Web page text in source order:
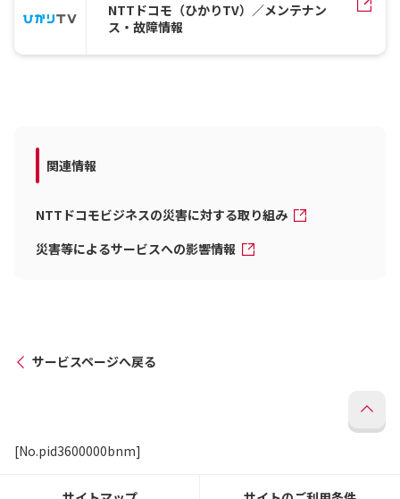
NTTドコモ（ひかりTV）／メンテナン
ス・故障情報
関連情報
NTTドコモビジネスの災害に対する取り組み
災害等によるサービスへの影響情報
サービスページへ戻る
[No.pid3600000bnm]